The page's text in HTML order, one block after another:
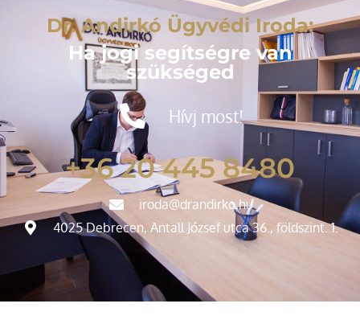
Dr. Andirkó Ügyvédi Iroda:
Ha jogi segítségre van
szükséged
Hívj most!
+36 20 445 8480
iroda@drandirko.hu
4025 Debrecen, Antall József utca 36., földszint. 1.